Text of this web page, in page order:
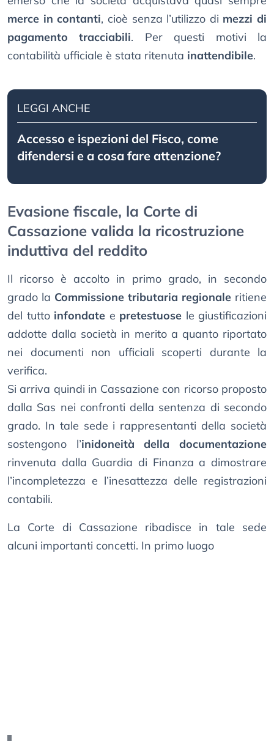
merce in contanti, cioè senza l’utilizzo di mezzi di
pagamento tracciabili. Per questi motivi la
contabilità ufficiale è stata ritenuta inattendibile.
LEGGI ANCHE
Accesso e ispezioni del Fisco, come
difendersi e a cosa fare attenzione?
Evasione fiscale, la Corte di
Cassazione valida la ricostruzione
induttiva del reddito
Il ricorso è accolto in primo grado, in secondo
grado la Commissione tributaria regionale ritiene
del tutto infondate e pretestuose le giustificazioni
addotte dalla società in merito a quanto riportato
nei documenti non ufficiali scoperti durante la
verifica.
Si arriva quindi in Cassazione con ricorso proposto
dalla Sas nei confronti della sentenza di secondo
grado. In tale sede i rappresentanti della società
sostengono l’inidoneità della documentazione
rinvenuta dalla Guardia di Finanza a dimostrare
l’incompletezza e l’inesattezza delle registrazioni
contabili.
La Corte di Cassazione ribadisce in tale sede
alcuni importanti concetti. In primo luogo